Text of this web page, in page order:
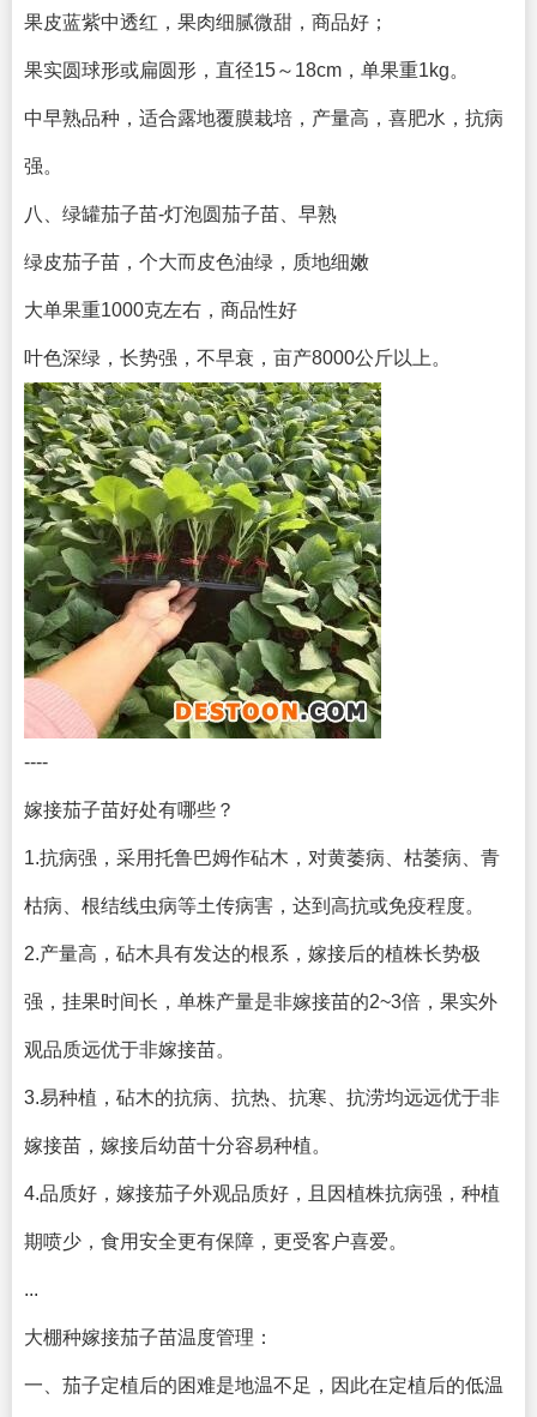
果皮蓝紫中透红，果肉细腻微甜，商品好；
果实圆球形或扁圆形，直径15～18cm，单果重1kg。
中早熟品种，适合露地覆膜栽培，产量高，喜肥水，抗病
强。
八、绿罐茄子苗-灯泡圆茄子苗、早熟
绿皮茄子苗，个大而皮色油绿，质地细嫩
大单果重1000克左右，商品性好
叶色深绿，长势强，不早衰，亩产8000公斤以上。
----
嫁接茄子苗好处有哪些？
1.抗病强，采用托鲁巴姆作砧木，对黄萎病、枯萎病、青
枯病、根结线虫病等土传病害，达到高抗或免疫程度。
2.产量高，砧木具有发达的根系，嫁接后的植株长势极
强，挂果时间长，单株产量是非嫁接苗的2~3倍，果实外
观品质远优于非嫁接苗。
3.易种植，砧木的抗病、抗热、抗寒、抗涝均远远优于非
嫁接苗，嫁接后幼苗十分容易种植。
4.品质好，嫁接茄子外观品质好，且因植株抗病强，种植
期喷少，食用安全更有保障，更受客户喜爱。
...
大棚种嫁接茄子苗温度管理：
一、茄子定植后的困难是地温不足，因此在定植后的低温